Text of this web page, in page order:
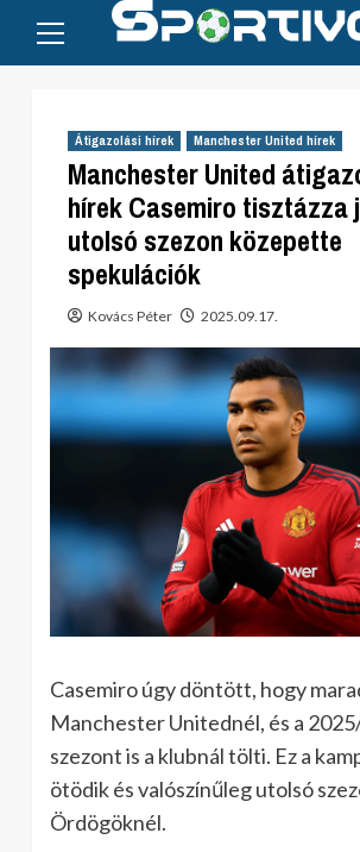
content
Menu
Átigazolási hírek Manchester United hírek
Manchester United
hírek Casemiro tisztázza
utolsó szezon közepette
spekulációk
Kovács Péter 2025.09.17.
Casemiro úgy döntött, hogy
Manchester Unitednél, és a
szezont is a klubnál tölti. Ez a
ötödik és valószínűleg utolsó
Ördögöknél.